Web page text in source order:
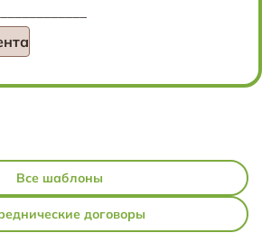
Все шаблоны
договоры